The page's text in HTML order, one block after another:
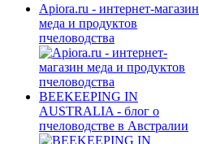
Apiora.ru - интернет-магазин
меда и продуктов
пчеловодства
BEEKEEPING IN
AUSTRALIA - блог о
пчеловодстве в Австралии